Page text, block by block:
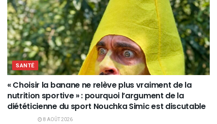
SANTÉ
« Choisir la banane ne relève plus vraiment de la
nutrition sportive » : pourquoi l’argument de la
diététicienne du sport Nouchka Simic est discutable
8 AOÛT 2026